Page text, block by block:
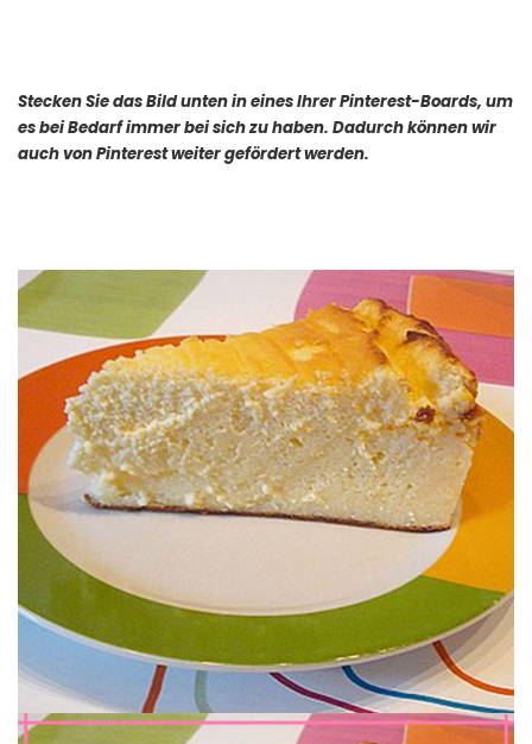
Stecken Sie das Bild unten in eines Ihrer Pinterest-Boards, um
es bei Bedarf immer bei sich zu haben. Dadurch können wir
auch von Pinterest weiter gefördert werden.